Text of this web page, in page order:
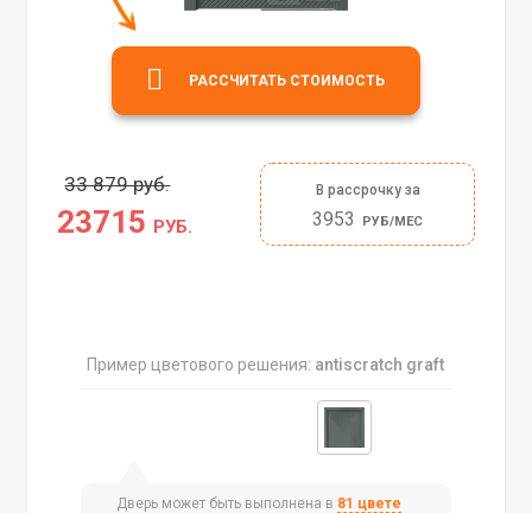
33 879 руб.
23715 РУБ.
В рассрочку за
3953 РУБ/МЕС
РАССЧИТАТЬ СТОИМОСТЬ
Пример цветового решения: antiscratch graft
Дверь может быть выполнена в 81 цвете